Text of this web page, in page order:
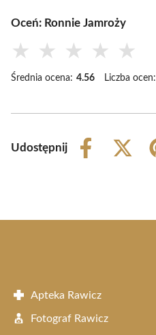
Oceń: Ronnie Jamroży
★ ★ ★ ★ ★
Średnia ocena: 4.56 Liczba ocen:
Udostępnij
Share
Share
Apteka Rawicz
Fotograf Rawicz